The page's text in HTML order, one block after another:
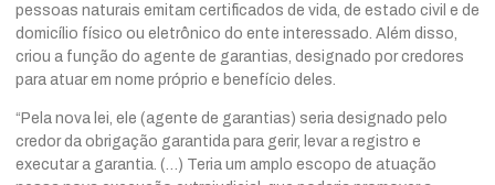
pessoas naturais emitam certificados de vida, de estado civil e de
domicílio físico ou eletrônico do ente interessado. Além disso,
criou a função do agente de garantias, designado por credores
para atuar em nome próprio e benefício deles.
“Pela nova lei, ele (agente de garantias) seria designado pelo
credor da obrigação garantida para gerir, levar a registro e
executar a garantia. (…) Teria um amplo escopo de atuação